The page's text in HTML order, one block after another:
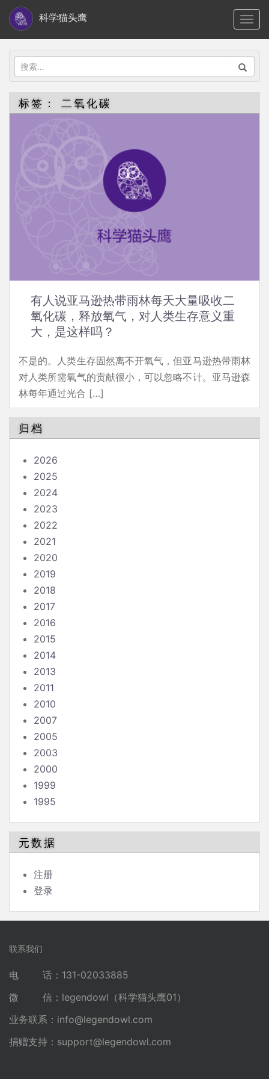
i
科学猫头鹰
搜
索：
标签： 二氧化碳
有人说亚马逊热带雨林每天大量吸收二
氧化碳，释放氧气，对人类生存意义重
大，是这样吗？
不是的。人类生存固然离不开氧气，但亚马逊热带雨林
对人类所需氧气的贡献很小，可以忽略不计。亚马逊森
林每年通过光合 […]
归档
2026
2025
2024
2023
2022
2021
2020
2019
2018
2017
2016
2015
2014
2013
2011
2010
2007
2005
2003
2000
1999
1995
元数据
注册
登录
联系我们
电 话：131-02033885
微 信：legendowl（科学猫头鹰01）
业务联系： info@legendowl.com
捐赠支持： support@legendowl.com